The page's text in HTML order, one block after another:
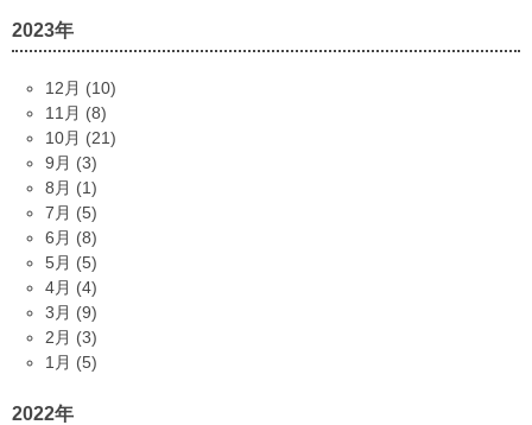
2023年
12月 (10)
11月 (8)
10月 (21)
9月 (3)
8月 (1)
7月 (5)
6月 (8)
5月 (5)
4月 (4)
3月 (9)
2月 (3)
1月 (5)
2022年